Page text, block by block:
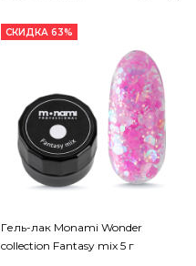
СКИДКА 63%
Гель-лак Monami Wonder
collection Fantasy mix 5 г